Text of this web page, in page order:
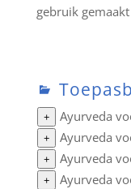
gebruik
+ Ayurveda
+ Ayurveda
+ Ayurveda
+ Ayurveda